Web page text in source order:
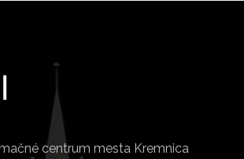
centrum mesta Kremnica